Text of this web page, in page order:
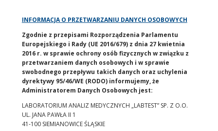
INFORMACJA O PRZETWARZANIU DANYCH OSOBOWYCH
Zgodnie z przepisami Rozporządzenia Parlamentu
Europejskiego i Rady (UE 2016/679) z dnia 27 kwietnia
2016 r. w sprawie ochrony osób fizycznych w związku z
przetwarzaniem danych osobowych i w sprawie
swobodnego przepływu takich danych oraz uchylenia
dyrektywy 95/46/WE (RODO) informujemy, że
Administratorem Danych Osobowych jest:
LABORATORIUM ANALIZ MEDYCZNYCH „LABTEST” SP. Z O.O.
UL. JANA PAWŁA II 1
41-100 SIEMIANOWICE ŚLĄSKIE